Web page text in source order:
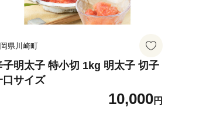
県川崎町
子明太子 特小切 1kg 明太子 切子
口サイズ
10,000円